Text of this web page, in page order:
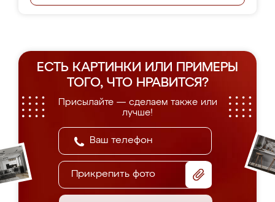
ЕСТЬ КАРТИНКИ ИЛИ ПРИМЕРЫ
ТОГО, ЧТО НРАВИТСЯ?
Присылайте — сделаем также или
лучше!
Прикрепить фото